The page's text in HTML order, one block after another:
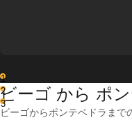
1
2
3
ビーゴ から ポ
ビーゴからポンテベドラまで